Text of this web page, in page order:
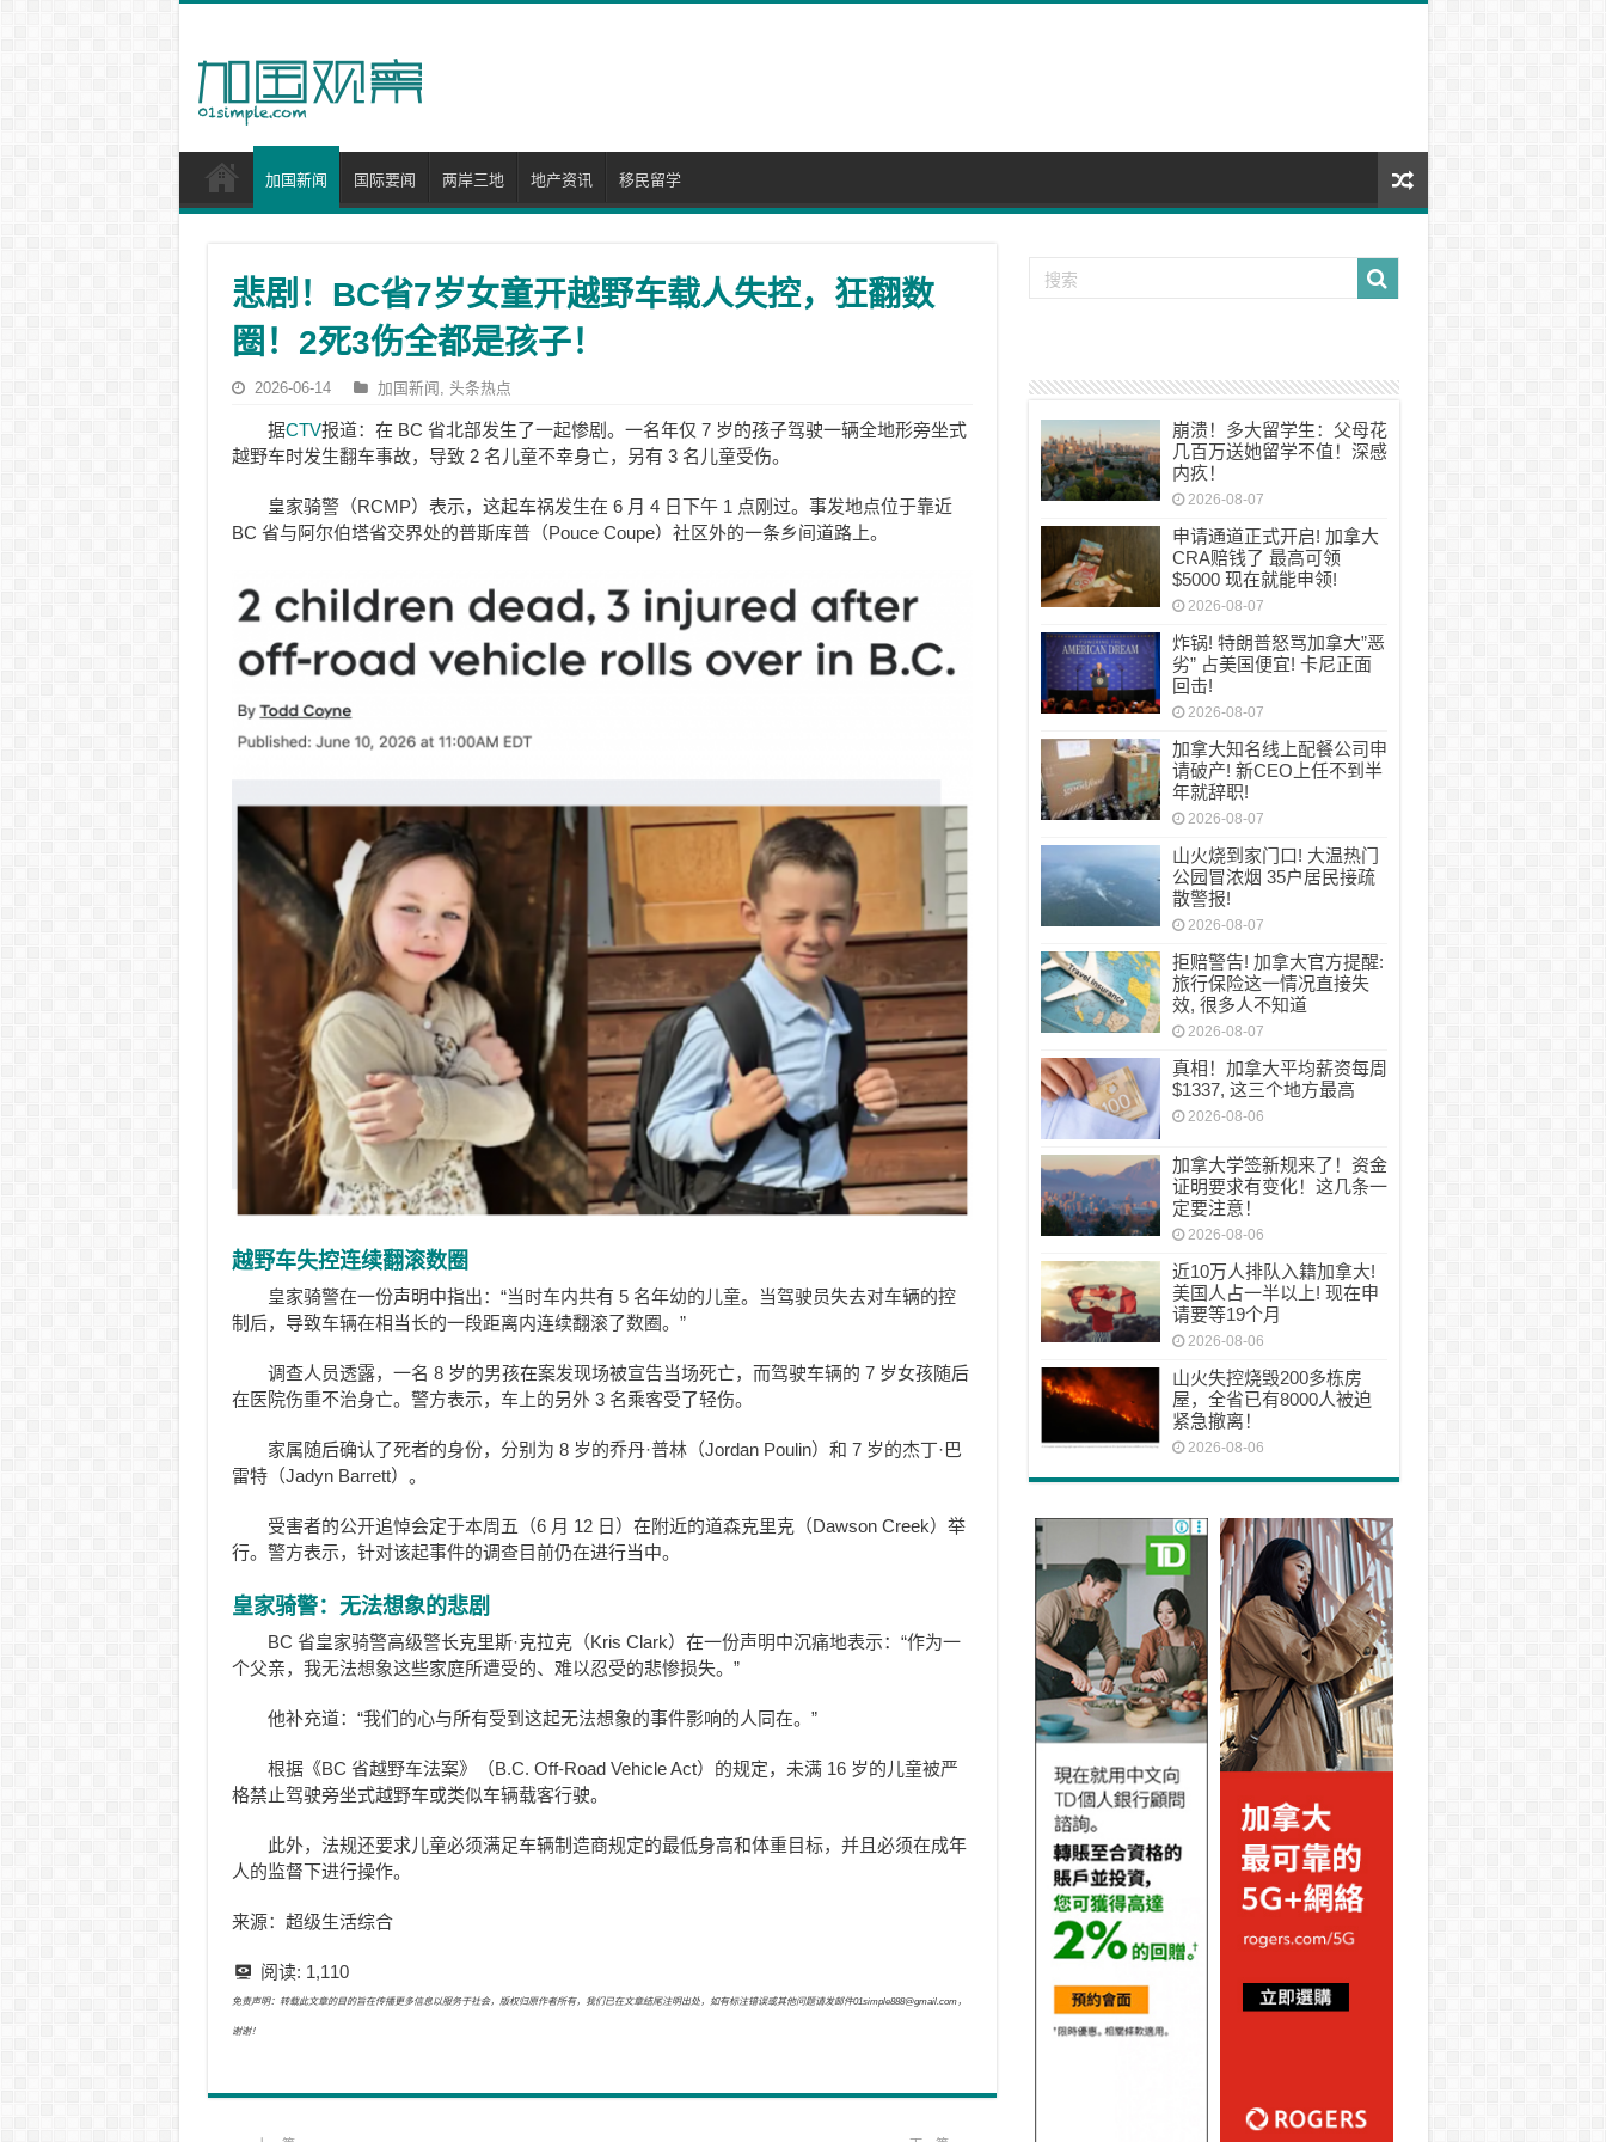
加国新闻 国际要闻 两岸三地 地产资讯 移民留学
悲剧！BC省7岁女童开越野车载人失控，狂翻数
圈！2死3伤全都是孩子！
2026-06-14 加国新闻 , 头条热点
据CTV报道：在 BC 省北部发生了一起惨剧。一名年仅 7 岁的孩子驾驶一辆全地形旁坐式
越野车时发生翻车事故，导致 2 名儿童不幸身亡，另有 3 名儿童受伤。
皇家骑警（RCMP）表示，这起车祸发生在 6 月 4 日下午 1 点刚过。事发地点位于靠近
BC 省与阿尔伯塔省交界处的普斯库普（Pouce Coupe）社区外的一条乡间道路上。
越野车失控连续翻滚数圈
皇家骑警在一份声明中指出：“当时车内共有 5 名年幼的儿童。当驾驶员失去对车辆的控
制后，导致车辆在相当长的一段距离内连续翻滚了数圈。”
调查人员透露，一名 8 岁的男孩在案发现场被宣告当场死亡，而驾驶车辆的 7 岁女孩随后
在医院伤重不治身亡。警方表示，车上的另外 3 名乘客受了轻伤。
家属随后确认了死者的身份，分别为 8 岁的乔丹·普林（Jordan Poulin）和 7 岁的杰丁·巴
雷特（Jadyn Barrett）。
受害者的公开追悼会定于本周五（6 月 12 日）在附近的道森克里克（Dawson Creek）举
行。警方表示，针对该起事件的调查目前仍在进行当中。
皇家骑警：无法想象的悲剧
BC 省皇家骑警高级警长克里斯·克拉克（Kris Clark）在一份声明中沉痛地表示：“作为一
个父亲，我无法想象这些家庭所遭受的、难以忍受的悲惨损失。”
他补充道：“我们的心与所有受到这起无法想象的事件影响的人同在。”
根据《BC 省越野车法案》（B.C. Off-Road Vehicle Act）的规定，未满 16 岁的儿童被严
格禁止驾驶旁坐式越野车或类似车辆载客行驶。
此外，法规还要求儿童必须满足车辆制造商规定的最低身高和体重目标，并且必须在成年
人的监督下进行操作。
来源：超级生活综合
阅读: 1,110
免责声明：转载此文章的目的旨在传播更多信息以服务于社会，版权归原作者所有，我们已在文章结尾注明出处，如有标注错误或其他问题请发邮件01simple888@gmail.com，
谢谢！
崩溃！多大留学生：父母花
几百万送她留学不值！深感
内疚！
2026-08-07
申请通道正式开启! 加拿大
CRA赔钱了 最高可领
$5000 现在就能申领!
2026-08-07
炸锅! 特朗普怒骂加拿大”恶
劣” 占美国便宜! 卡尼正面
回击!
2026-08-07
加拿大知名线上配餐公司申
请破产! 新CEO上任不到半
年就辞职!
2026-08-07
山火烧到家门口! 大温热门
公园冒浓烟 35户居民接疏
散警报!
2026-08-07
拒赔警告! 加拿大官方提醒:
旅行保险这一情况直接失
效, 很多人不知道
2026-08-07
真相！加拿大平均薪资每周
$1337, 这三个地方最高
2026-08-06
加拿大学签新规来了！资金
证明要求有变化！这几条一
定要注意！
2026-08-06
近10万人排队入籍加拿大!
美国人占一半以上! 现在申
请要等19个月
2026-08-06
山火失控烧毁200多栋房
屋，全省已有8000人被迫
紧急撤离！
2026-08-06